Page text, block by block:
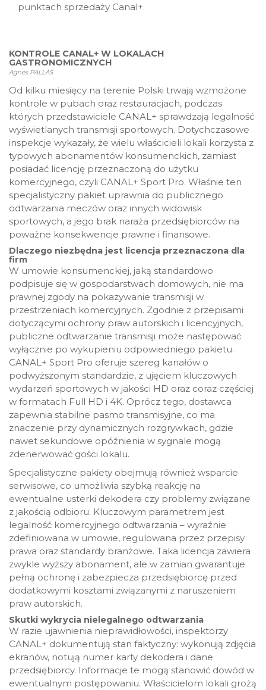
punktach sprzedaży Canal+.
KONTROLE CANAL+ W LOKALACH
GASTRONOMICZNYCH
Agnès PALLAS
Od kilku miesięcy na terenie Polski trwają wzmożone
kontrole w pubach oraz restauracjach, podczas
których przedstawiciele CANAL+ sprawdzają legalność
wyświetlanych transmisji sportowych. Dotychczasowe
inspekcje wykazały, że wielu właścicieli lokali korzysta z
typowych abonamentów konsumenckich, zamiast
posiadać licencję przeznaczoną do użytku
komercyjnego, czyli CANAL+ Sport Pro. Właśnie ten
specjalistyczny pakiet uprawnia do publicznego
odtwarzania meczów oraz innych widowisk
sportowych, a jego brak naraża przedsiębiorców na
poważne konsekwencje prawne i finansowe.
Dlaczego niezbędna jest licencja przeznaczona dla
firm
W umowie konsumenckiej, jaką standardowo
podpisuje się w gospodarstwach domowych, nie ma
prawnej zgody na pokazywanie transmisji w
przestrzeniach komercyjnych. Zgodnie z przepisami
dotyczącymi ochrony praw autorskich i licencyjnych,
publiczne odtwarzanie transmisji może następować
wyłącznie po wykupieniu odpowiedniego pakietu.
CANAL+ Sport Pro oferuje szereg kanałów o
podwyższonym standardzie, z ujęciem kluczowych
wydarzeń sportowych w jakości HD oraz coraz częściej
w formatach Full HD i 4K. Oprócz tego, dostawca
zapewnia stabilne pasmo transmisyjne, co ma
znaczenie przy dynamicznych rozgrywkach, gdzie
nawet sekundowe opóźnienia w sygnale mogą
zdenerwować gości lokalu.
Specjalistyczne pakiety obejmują również wsparcie
serwisowe, co umożliwia szybką reakcję na
ewentualne usterki dekodera czy problemy związane
z jakością odbioru. Kluczowym parametrem jest
legalność komercyjnego odtwarzania – wyraźnie
zdefiniowana w umowie, regulowana przez przepisy
prawa oraz standardy branżowe. Taka licencja zawiera
zwykle wyższy abonament, ale w zamian gwarantuje
pełną ochronę i zabezpiecza przedsiębiorcę przed
dodatkowymi kosztami związanymi z naruszeniem
praw autorskich.
Skutki wykrycia nielegalnego odtwarzania
W razie ujawnienia nieprawidłowości, inspektorzy
CANAL+ dokumentują stan faktyczny: wykonują zdjęcia
ekranów, notują numer karty dekodera i dane
przedsiębiorcy. Informacje te mogą stanowić dowód w
ewentualnym postępowaniu. Właścicielom lokali grożą